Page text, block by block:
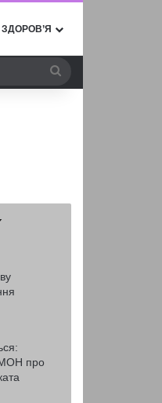
ЗДОРОВ’Я
МОН про